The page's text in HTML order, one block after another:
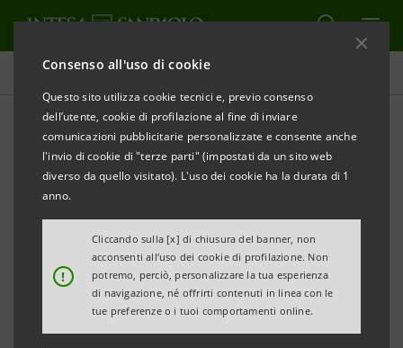
Consenso all'uso di cookie
Questo sito utilizza cookie tecnici e, previo consenso
dell’utente, cookie di profilazione al fine di inviare
comunicazioni pubblicitarie personalizzate e consente anche
l'invio di cookie di "terze parti" (impostati da un sito web
diverso da quello visitato). L'uso dei cookie ha la durata di 1
anno.
!
Cliccando sulla [x] di chiusura del banner, non
acconsenti all’uso dei cookie di profilazione. Non
potremo, perciò, personalizzare la tua esperienza
di navigazione, né offrirti contenuti in linea con le
tue preferenze o i tuoi comportamenti online.
Comunicati stampa
STAMPA AGGIORNA
NASCE LA FONDAZIONE BIBLIOTECHE
DELLA CASSA DI RISPARMIO DI FIRENZE
DI FIRENZE DANNO VITA AD UNA NUOVA
STRUTTURA
• Circa 60.000 volumi disponibili per la